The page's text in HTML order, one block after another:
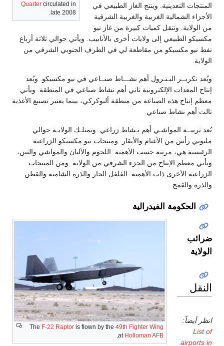
Quarter
circulated in
late 2008.
وينتج الغاز الطبيعي في
الغربية والغربية الشرقية
وتنقل كميات كبيرة من غاز نيو
إلى ولايات أخرى بالأنابيب. ويأتي حوالي ثلاثة أرباع
من مقاطعة لي في الطرف الجنوبي الشرقي من
البـتـرول أهم نشـــاط صنــاعي في نيو مكسيكو. ويُعد
الإلكترونية ثاني أهم نشاط صناعي في المنطقة. ويأتي
الصناعة من منطقة ألبوكركي، بينما يعتبر تصنيع الأغذية
صناعي.
المواشـي أهم نـشاط زراعي. وتمتلـك الولايـة حوالي
الأغنام والأبقار. ومنتجات نيو مكسيكو الزراعية
مرتبة حسب الأهمية: اللحوم والألبان والمواشي والتبن،
الإنتاج من الجزء الشرقي من الولاية. ومن المنتجات
ذات الأهمية: الفلفل الحار والذرة الشامية والقطن
الفيدرالية
TheF-22 Raptoris flown by the49th Fighter Wing
at
Holloman AFB
.